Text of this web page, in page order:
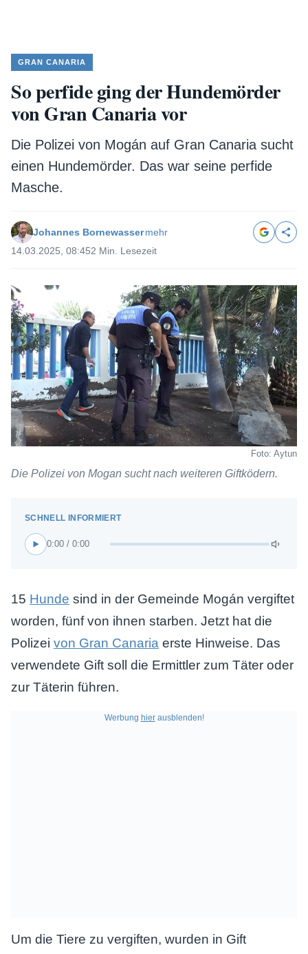
GRAN CANARIA
So perfide ging der Hundemörder
von Gran Canaria vor
Die Polizei von Mogán auf Gran Canaria sucht
einen Hundemörder. Das war seine perfide
Masche.
Johannes Bornewassermehr
14.03.2025, 08:452 Min. Lesezeit
Foto: Aytun
Die Polizei von Mogan sucht nach weiteren Giftködern.
0:00 / 0:00
15 Hunde sind in der Gemeinde Mogán vergiftet
worden, fünf von ihnen starben. Jetzt hat die
Polizei von Gran Canaria erste Hinweise. Das
verwendete Gift soll die Ermittler zum Täter oder
zur Täterin führen.
Werbung hierausblenden!
Um die Tiere zu vergiften, wurden in Gift